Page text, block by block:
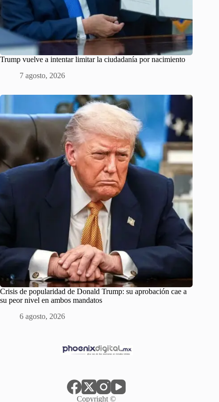
Trump vuelve a intentar limitar la ciudadanía por nacimiento
7 agosto, 2026
Crisis de popularidad de Donald Trump: su aprobación cae a
su peor nivel en ambos mandatos
6 agosto, 2026
Copyright ©